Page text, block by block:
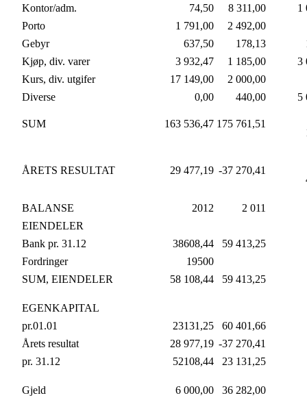
Kontor/adm.
74,50 8 311,00
1
Porto
1 791,00
2 492,00
Gebyr
637,50 178,13
Kjøp, div. varer
3 932,47 1 185,00
3
Kurs, div. utgifer
17 149,00
2 000,00
Diverse
0,00 440,00 5
SUM 163 536,47 175 761,51
ÅRETS RESULTAT 29 477,19 -37 270,41
BALANSE 2012
2 011
EIENDELER
Bank pr. 31.12
38608,44
59 413,25
Fordringer
19500
SUM, EIENDELER
58 108,44 59 413,25
EGENKAPITAL
pr.01.01
23131,25
60 401,66
Årets resultat
28 977,19 -37 270,41
pr. 31.12
52108,44 23 131,25
Gjeld 6 000,00
36 282,00